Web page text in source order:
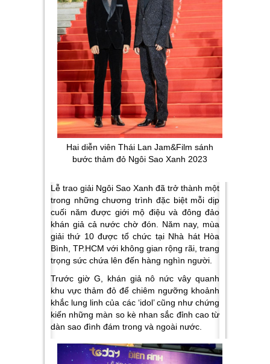
Hai diễn viên Thái Lan Jam&Film sánh
bước thảm đỏ Ngôi Sao Xanh 2023
Lễ trao giải Ngôi Sao Xanh đã trở thành một
trong những chương trình đặc biệt mỗi dịp
cuối năm được giới mộ điệu và đông đảo
khán giả cả nước chờ đón. Năm nay, mùa
giải thứ 10 được tổ chức tại Nhà hát Hòa
Bình, TP.HCM với không gian rộng rãi, trang
trọng sức chứa lên đến hàng nghìn người.
Trước giờ G, khán giả nô nức vây quanh
khu vực thảm đỏ để chiêm ngưỡng khoảnh
khắc lung linh của các ‘idol’ cũng như chứng
kiến những màn sokè nhan sắc đỉnh cao từ
dàn sao đình đám trong và ngoài nước.